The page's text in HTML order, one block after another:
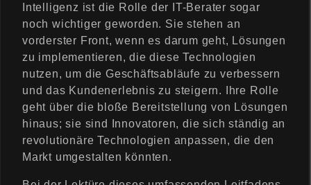
Intelligenz ist die Rolle der IT-Berater sogar
noch wichtiger geworden. Sie stehen an
vorderster Front, wenn es darum geht, Lösungen
zu implementieren, die diese Technologien
nutzen, um die Geschäftsabläufe zu verbessern
und das Kundenerlebnis zu steigern. Ihre Rolle
geht über die bloße Bereitstellung von Lösungen
hinaus; sie sind Innovatoren, die sich ständig an
revolutionäre Technologien anpassen, die den
Markt umgestalten könnten.